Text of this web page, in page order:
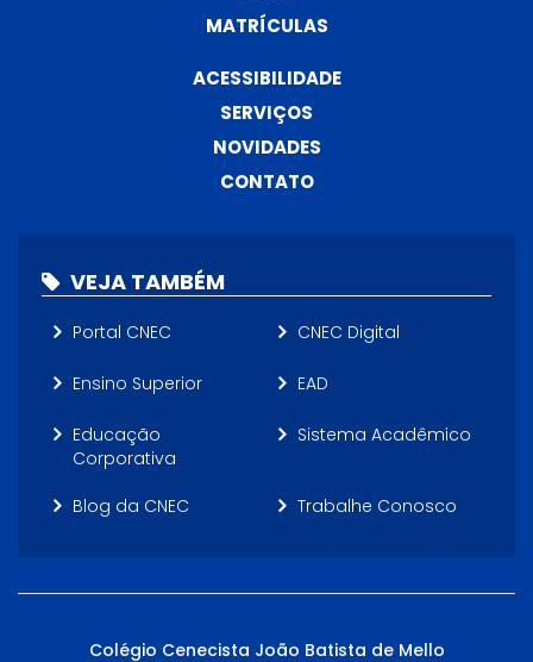
MATRÍCULAS
ACESSIBILIDADE
SERVIÇOS
NOVIDADES
CONTATO
VEJA TAMBÉM
Portal CNEC CNEC Digital
Ensino Superior EAD
Educação
Corporativa
Sistema Acadêmico
Blog da CNEC Trabalhe Conosco
Colégio Cenecista João Batista de Mello